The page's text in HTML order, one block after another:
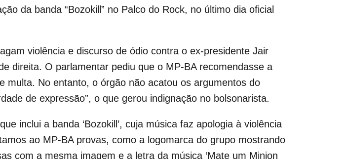
da banda “Bozokill” no Palco do Rock, no último dia oficial
violência e discurso de ódio contra o ex-presidente Jair
direita. O parlamentar pediu que o MP-BA recomendasse a
multa. No entanto, o órgão não acatou os argumentos do
de expressão”, o que gerou indignação no bolsonarista.
inclui a banda ‘Bozokill’, cuja música faz apologia à violência
ao MP-BA provas, como a logomarca do grupo mostrando
com a mesma imagem e a letra da música ‘Mate um Minion